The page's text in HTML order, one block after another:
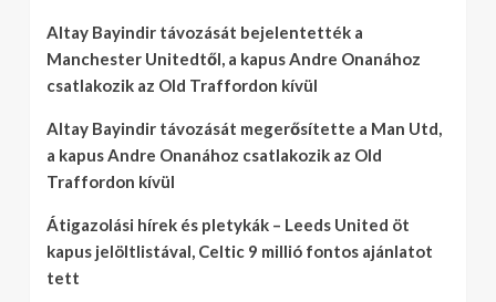
Altay Bayindir távozását bejelentették a
Manchester Unitedtől, a kapus Andre Onanához
csatlakozik az Old Traffordon kívül
Altay Bayindir távozását megerősítette a Man Utd,
a kapus Andre Onanához csatlakozik az Old
Traffordon kívül
Átigazolási hírek és pletykák – Leeds United öt
kapus jelöltlistával, Celtic 9 millió fontos ajánlatot
tett